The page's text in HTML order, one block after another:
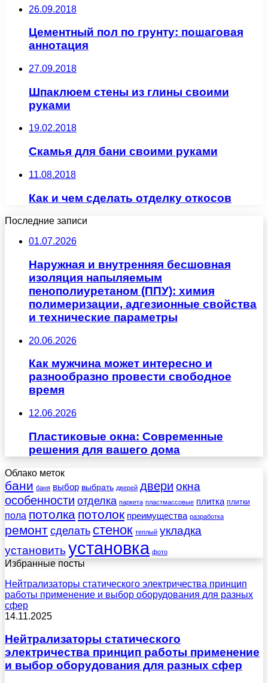
26.09.2018
Цементный пол по грунту: пошаговая
аннотация
27.09.2018
Шпаклюем стены из глины своими
руками
19.02.2018
Скамья для бани своими руками
11.08.2018
Как и чем сделать отделку откосов
Последние записи
01.07.2026
Наружная и внутренняя бесшовная
изоляция напыляемым
пенополиуретаном (ППУ): химия
полимеризации, адгезионные свойства
и технические параметры
20.06.2026
Как мужчина может интересно и
разнообразно провести свободное
время
12.06.2026
Пластиковые окна: Современные
решения для вашего дома
Облако меток
бани баня выбор выбрать дверей двери окна
особенности отделка паркета пластмассовые плитка плитки
пола потолка потолок преимущества разработка
ремонт сделать стенок теплый укладка
установить установка фото
Избранные посты
Нейтрализаторы статического электричества принцип
работы применение и выбор оборудования для разных
сфер
14.11.2025
Нейтрализаторы статического
электричества принцип работы применение
и выбор оборудования для разных сфер